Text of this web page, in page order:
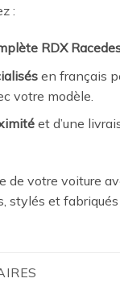
:
RDX
en français
votre modèle.
et d’une
de votre voiture
stylés et